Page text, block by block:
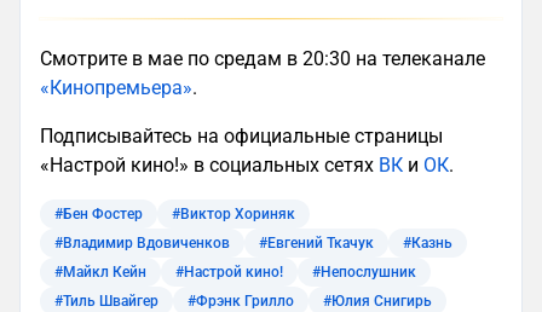
Смотрите в мае по средам в 20:30 на телеканале
«Кинопремьера».
Подписывайтесь на официальные страницы
«Настрой кино!» в социальных сетях ВК и ОК.
#Бен Фостер
#Виктор Хориняк
#Владимир Вдовиченков
#Евгений Ткачук
#Казнь
#Майкл Кейн
#Настрой кино!
#Непослушник
#Тиль Швайгер
#Фрэнк Грилло #Юлия Снигирь